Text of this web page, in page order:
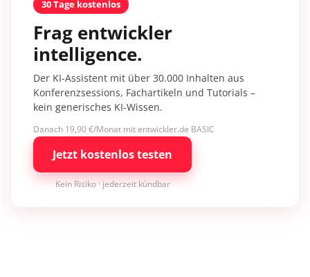
30 Tage kostenlos
Frag entwickler
intelligence.
Der KI-Assistent mit über 30.000 Inhalten aus
Konferenzsessions, Fachartikeln und Tutorials –
kein generisches KI-Wissen.
Danach 19,90 €/Monat mit entwickler.de BASIC
Jetzt kostenlos testen
Kein Risiko · jederzeit kündbar